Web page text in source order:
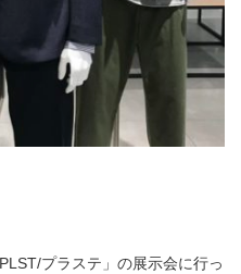
プラステ」の展示会に行っ